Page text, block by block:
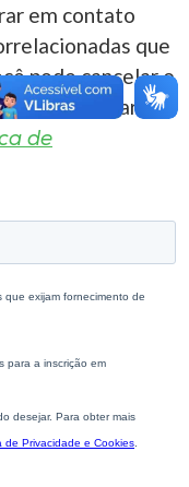
em contato
que
pode cancelar o
momento. Para
de